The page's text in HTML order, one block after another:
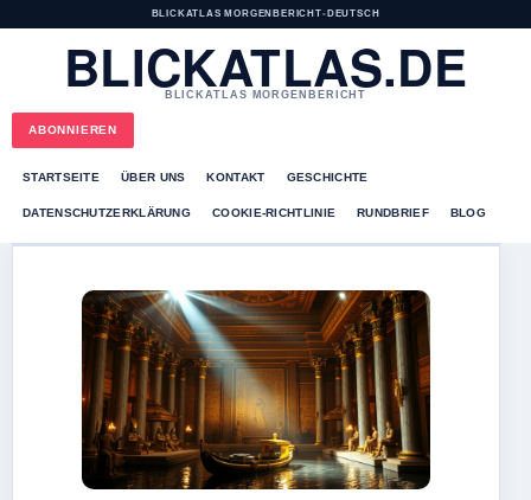
BLICKATLAS MORGENBERICHT• DEUTSCH
BLICKATLAS.DE
BLICKATLAS MORGENBERICHT
ABONNIEREN
STARTSEITE ÜBER UNS KONTAKT GESCHICHTE
DATENSCHUTZERKLÄRUNG COOKIE-RICHTLINIE RUNDBRIEF BLOG